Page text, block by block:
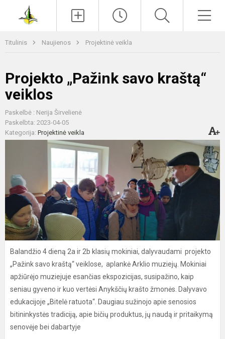
Titulinis Naujienos Projektinė veikla
Projekto „Pažink savo kraštą“
veiklos
Paskelbė : Nerija Širvelienė
Paskelbta: 2023-04-05
Kategorija: Projektinė veikla
Balandžio 4 dieną 2a ir 2b klasių mokiniai, dalyvaudami projekto
„Pažink savo kraštą“ veiklose, aplankė Arklio muziejų. Mokiniai
apžiūrėjo muziejuje esančias ekspozicijas, susipažino, kaip
seniau gyveno ir kuo vertėsi Anykščių krašto žmonės. Dalyvavo
edukacijoje „Bitelė ratuota“. Daugiau sužinojo apie senosios
bitininkystės tradiciją, apie bičių produktus, jų naudą ir pritaikymą
senovėje bei dabartyje